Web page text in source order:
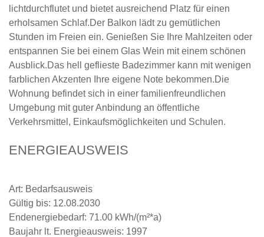
lichtdurchflutet und bietet ausreichend Platz für einen
erholsamen Schlaf.Der Balkon lädt zu gemütlichen
Stunden im Freien ein. Genießen Sie Ihre Mahlzeiten oder
entspannen Sie bei einem Glas Wein mit einem schönen
Ausblick.Das hell geflieste Badezimmer kann mit wenigen
farblichen Akzenten Ihre eigene Note bekommen.Die
Wohnung befindet sich in einer familienfreundlichen
Umgebung mit guter Anbindung an öffentliche
Verkehrsmittel, Einkaufsmöglichkeiten und Schulen.
ENERGIEAUSWEIS
Art: Bedarfsausweis
Gültig bis: 12.08.2030
Endenergiebedarf: 71.00 kWh/(m²*a)
Baujahr lt. Energieausweis: 1997